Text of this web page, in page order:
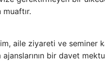
aile ziyareti ve seminer
bir davet